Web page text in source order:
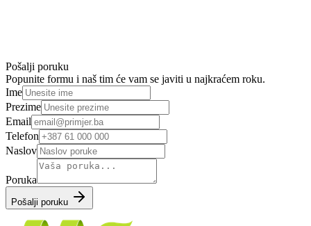
Pošalji poruku
Popunite formu i naš tim će vam se javiti u najkraćem roku.
Ime
Prezime
Email
Telefon
Naslov
Poruka
Pošalji poruku